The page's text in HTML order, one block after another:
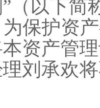
（以下简
保护资
资产管
刘承欢